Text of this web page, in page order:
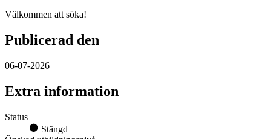
Välkommen att söka!
Publicerad den
06-07-2026
Extra information
Status
Stängd